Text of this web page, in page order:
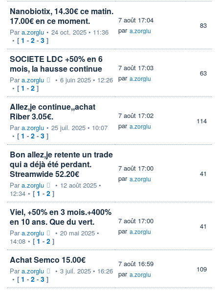
Nanobiotix, 14.30€ ce matin.
17.00€ en ce moment.
Para.zorglu • 24 oct. 2025 • 11:36
• [ 1 - 2 - 3 ]
7 août 17:04
par a.zorglu
83
SOCIETE LDC +50% en 6
mois, la hausse continue
Para.zorglu • 6 juin 2025 • 12:26
• [ 1 - 2 ]
7 août 17:03
par a.zorglu
63
Allez,je continue,,achat
Riber 3.05€.
Para.zorglu • 25 juil. 2025 • 10:07
• [ 1 - 2 - 3 ]
7 août 17:02
par a.zorglu
114
Bon allez,je retente un trade
qui a déjà été perdant.
Streamwide 52.20€
Para.zorglu • 12 août 2025 •
12:34 • [ 1 - 2 ]
7 août 17:00
par a.zorglu
41
Viel, +50% en 3 mois.+400%
en 10 ans. Que du vert.
Para.zorglu • 20 mai 2025 •
14:08 • [ 1 - 2 ]
7 août 17:00
par a.zorglu
41
Achat Semco 15.00€
Para.zorglu • 3 juil. 2025 • 16:26
• [ 1 - 2 - 3 ]
7 août 16:59
par a.zorglu
109